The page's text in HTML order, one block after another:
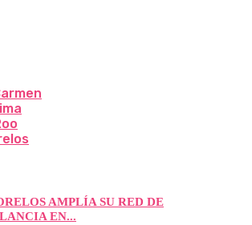
AMPLÍA SU RED DE
EN...